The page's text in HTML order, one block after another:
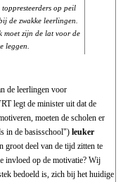
op peil
de zwakke leerlingen.
moet zijn de lat voor de
leggen.
de leerlingen voor
legt de minister uit dat de
moeten de scholen er
in de basisschool") leuker
groot deel van de tijd zitten te
invloed op de motivatie? Wij
bedoeld is, zich bij het huidige